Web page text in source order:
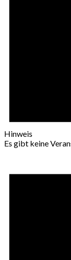
Hinweis
Es gibt keine